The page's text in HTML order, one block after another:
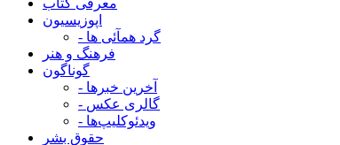
معرفی کتاب
اپوزیسیون
- گرد همآئی ها
فرهنگ و هنر
گوناگون
- آخرین خبرها
- گالری عکس
- ویدئوکلیپ‌ها
حقوق بشر